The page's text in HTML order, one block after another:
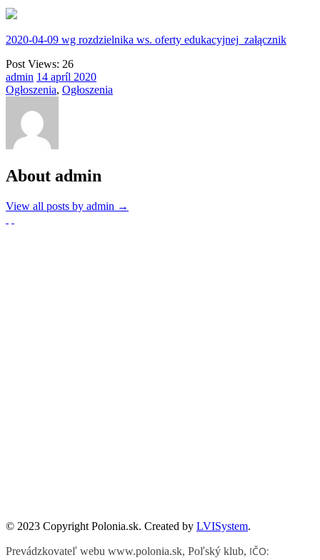
2020-04-09 wg rozdzielnika ws. oferty edukacyjnej_załącznik
Post Views: 26
admin 14 apríl 2020
Ogłoszenia, Ogłoszenia
About admin
View all posts by admin →
© 2023 Copyright Polonia.sk. Created by LVISystem.
Prevádzkovateľ webu www.polonia.sk, Poľský klub, IČO: